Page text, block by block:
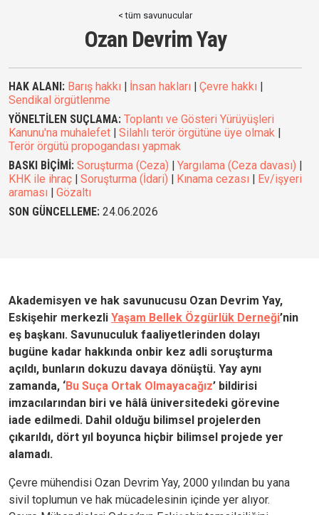
< tüm savunucular
Ozan Devrim Yay
HAK ALANI: Barış hakkı İnsan hakları Çevre hakkı
Sendikal örgütlenme
YÖNELTİLEN SUÇLAMA: Toplantı ve Gösteri Yürüyüşleri
Kanunu'na muhalefet
Silahlı terör örgütüne üye olmak
Terör örgütü propogandası yapmak
BASKI BİÇİMİ: Soruşturma (Ceza) Yargılama (Ceza davası)
KHK ile ihraç
Soruşturma (İdari) Kınama cezası
Ev/işyeri
araması
Gözaltı
SON GÜNCELLEME: 24.06.2026
Akademisyen ve hak savunucusu Ozan Devrim Yay,
Eskişehir merkezli Yaşam Bellek Özgürlük Derneği’nin
eş başkanı. Savunuculuk faaliyetlerinden dolayı
bugüne kadar hakkında onbir kez adli soruşturma
açıldı, bunların dokuzu davaya dönüştü. Yay aynı
zamanda, ‘Bu Suça Ortak Olmayacağız’ bildirisi
imzacılarından biri ve hâlâ üniversitedeki görevine
iade edilmedi. Dahil olduğu bilimsel projelerden
çıkarıldı, dört yıl boyunca hiçbir bilimsel projede yer
alamadı.
Çevre mühendisi Ozan Devrim Yay, 2000 yılından bu yana
sivil toplumun ve hak mücadelesinin içinde yer alıyor.